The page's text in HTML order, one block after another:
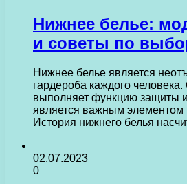
Нижнее белье:
и советы по
Нижнее белье является
гардероба каждого
выполняет функцию защиты
является важным элементом
История нижнего белья
02.07.2023
0